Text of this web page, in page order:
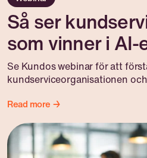
Så ser
som vinner i AI-
Se Kundos webinar för att
kundserviceorganisationen
Read more →